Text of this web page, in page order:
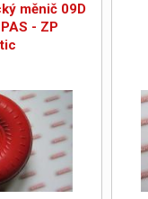
měnič 09D
- ZP